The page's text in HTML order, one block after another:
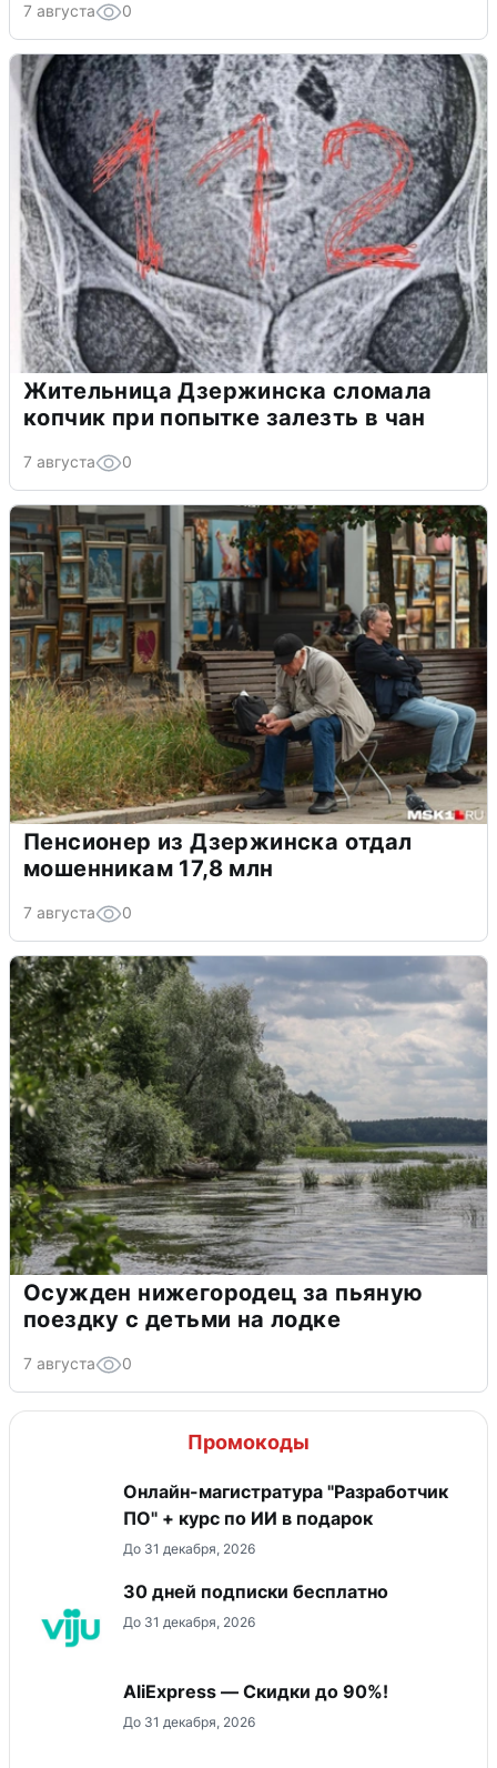
7 августа 0
Жительница Дзержинска сломала
копчик при попытке залезть в чан
7 августа 0
Пенсионер из Дзержинска отдал
мошенникам 17,8 млн
7 августа 0
Осужден нижегородец за пьяную
поездку с детьми на лодке
7 августа 0
Промокоды
Онлайн-магистратура "Разработчик
ПО" + курс по ИИ в подарок
До 31 декабря, 2026
30 дней подписки бесплатно
До 31 декабря, 2026
AliExpress — Скидки до 90%!
До 31 декабря, 2026